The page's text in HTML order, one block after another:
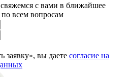
с вами в ближайшее
всем вопросам
заявку», вы даете согласие на